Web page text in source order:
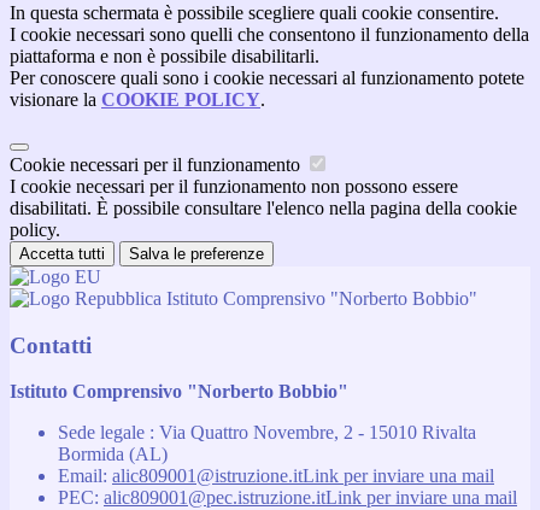
In questa schermata è possibile scegliere quali cookie consentire.
I cookie necessari sono quelli che consentono il funzionamento della
piattaforma e non è possibile disabilitarli.
Per conoscere quali sono i cookie necessari al funzionamento potete
visionare la COOKIE POLICY.
Cookie necessari per il funzionamento
I cookie necessari per il funzionamento non possono essere
disabilitati. È possibile consultare l'elenco nella pagina della cookie
policy.
Accetta tutti Salva le preferenze
Istituto Comprensivo "Norberto Bobbio"
Contatti
Istituto Comprensivo "Norberto Bobbio"
Sede legale : Via Quattro Novembre, 2 - 15010 Rivalta
Bormida (AL)
Email: alic809001@istruzione.itLink per inviare una mail
PEC: alic809001@pec.istruzione.itLink per inviare una mail